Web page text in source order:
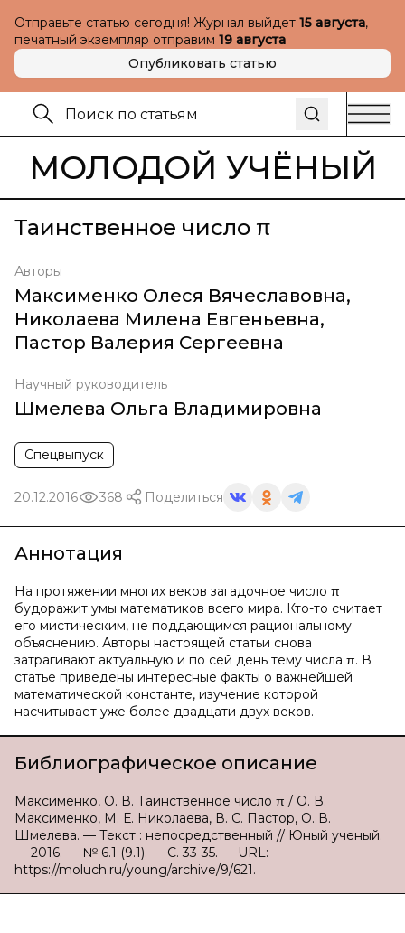
Отправьте статью сегодня! Журнал выйдет 15 августа,
печатный экземпляр отправим 19 августа
Опубликовать статью
МОЛОДОЙ УЧЁНЫЙ
Таинственное число π
Авторы
Максименко Олеся Вячеславовна,
Николаева Милена Евгеньевна,
Пастор Валерия Сергеевна
Научный руководитель
Шмелева Ольга Владимировна
Спецвыпуск
20.12.2016 368 Поделиться
Аннотация
На протяжении многих веков загадочное число π
будоражит умы математиков всего мира. Кто-то считает
его мистическим, не поддающимся рациональному
объяснению. Авторы настоящей статьи снова
затрагивают актуальную и по сей день тему числа π. В
статье приведены интересные факты о важнейшей
математической константе, изучение которой
насчитывает уже более двадцати двух веков.
Библиографическое описание
Максименко, О. В. Таинственное число π / О. В.
Максименко, М. Е. Николаева, В. С. Пастор, О. В.
Шмелева. — Текст : непосредственный // Юный ученый.
— 2016. — № 6.1 (9.1). — С. 33-35. — URL:
https://moluch.ru/young/archive/9/621.